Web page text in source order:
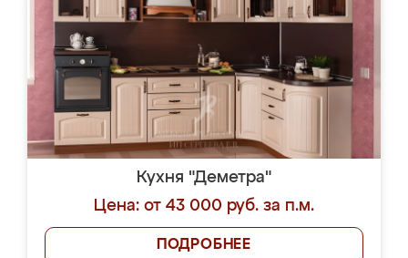
Кухня "Деметра"
Цена: от 43 000 руб. за п.м.
ПОДРОБНЕЕ